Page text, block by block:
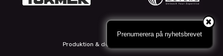
Produktion & design: Webbpartner
Prenumerera på nyhetsbrevet